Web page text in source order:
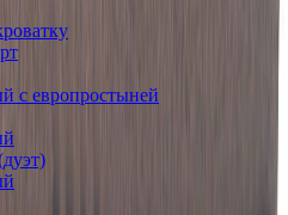
с европростыней